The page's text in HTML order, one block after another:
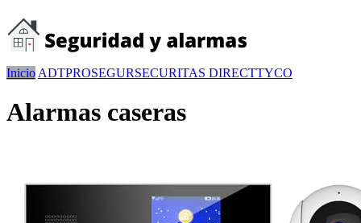
Inicio ADTPROSEGURSECURITAS DIRECTTYCO
Alarmas caseras